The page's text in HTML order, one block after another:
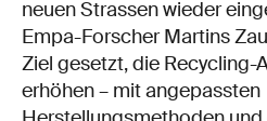
neuen Strassen wieder
Empa-Forscher Martins
Ziel gesetzt, die Recycling-
erhöhen – mit angepassten